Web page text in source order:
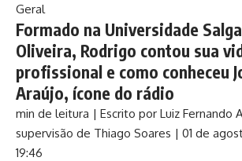
Geral
Formado na Universidade
Oliveira, Rodrigo contou sua
profissional e como conheceu
Araújo, ícone do rádio
min de leitura | Escrito por Luiz Fernando
supervisão de Thiago Soares | 01 de
19:46